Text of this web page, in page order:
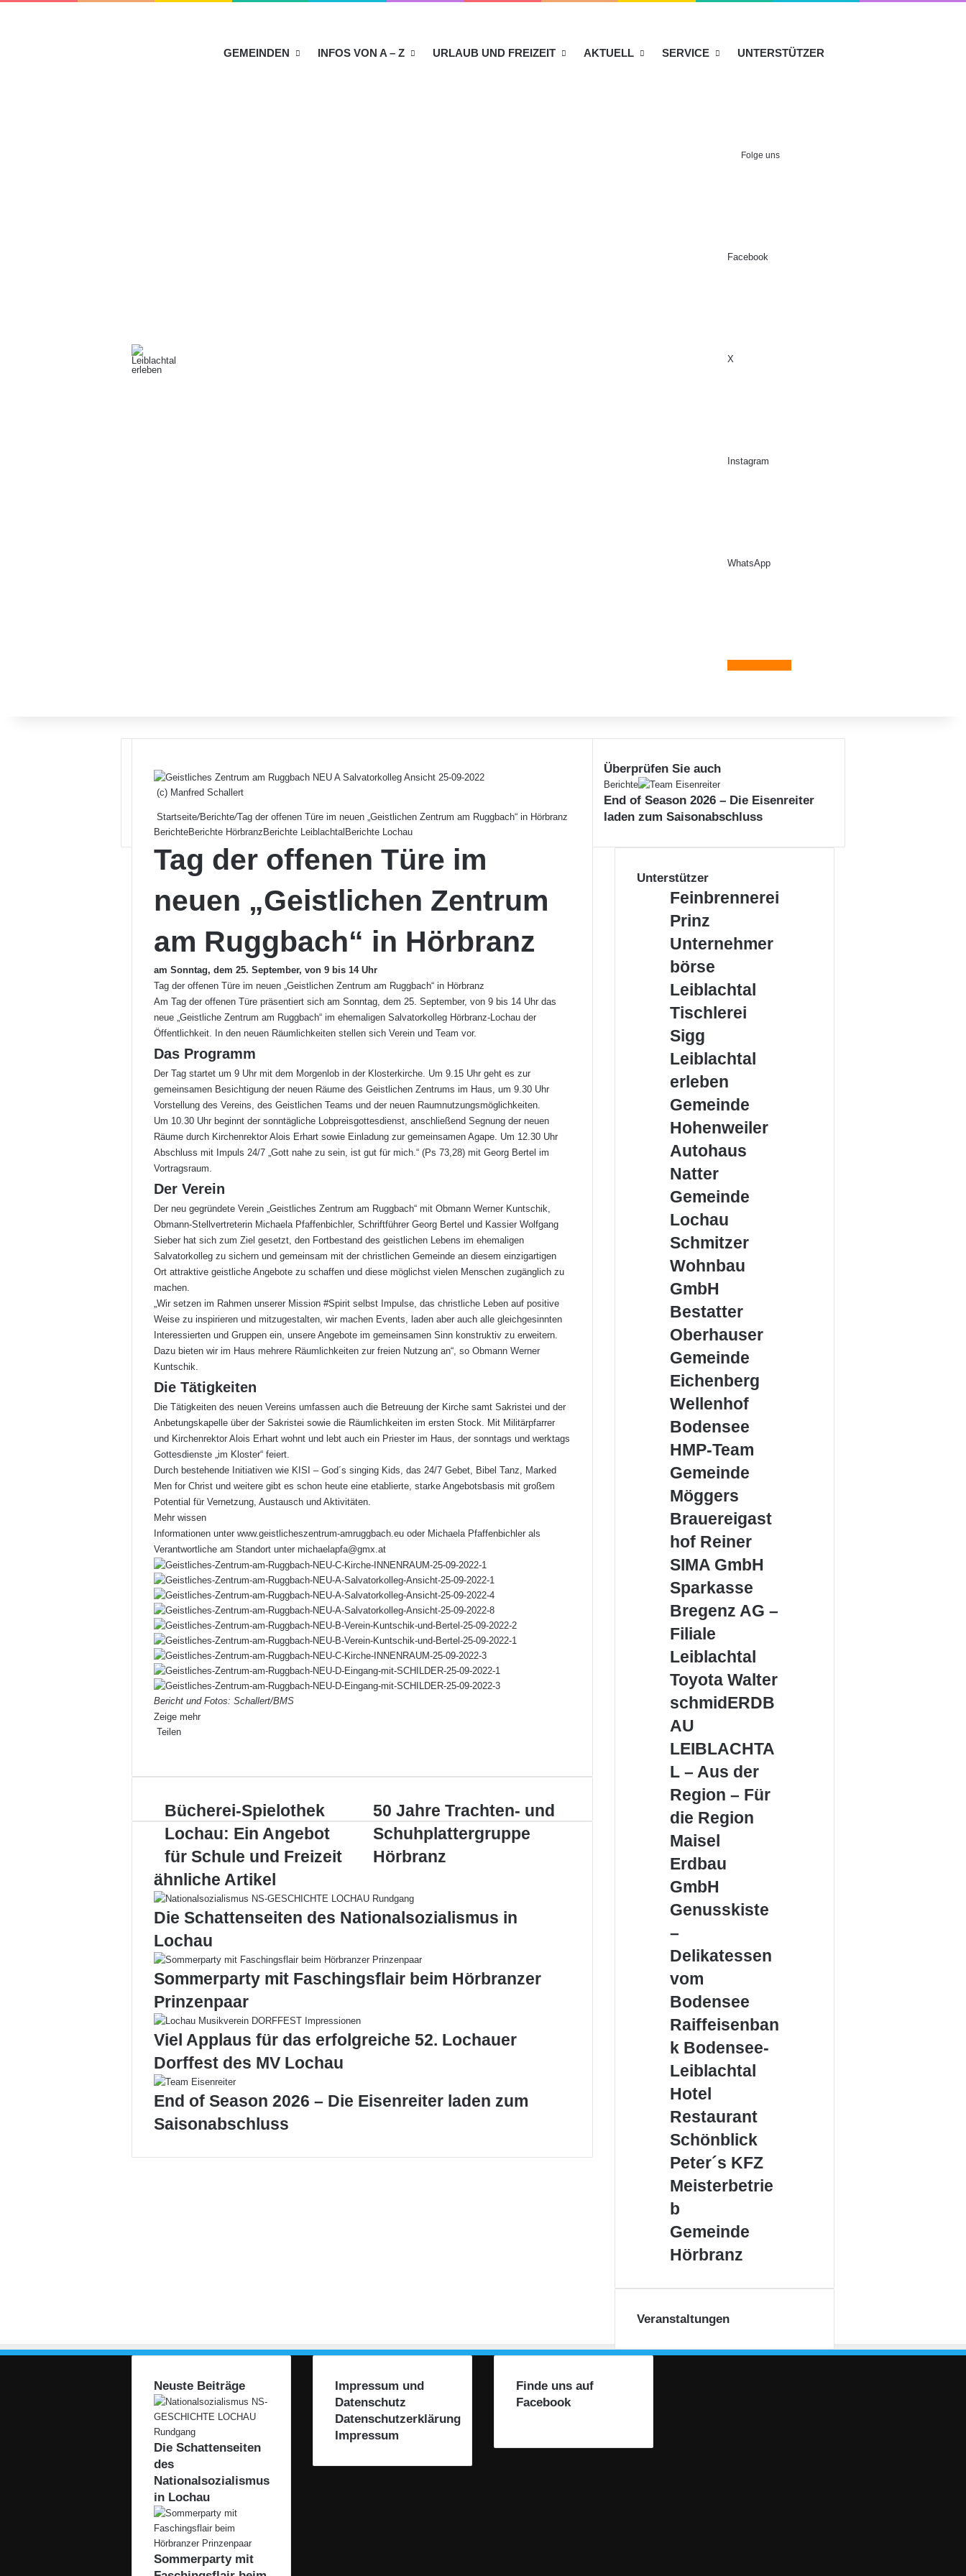
HOMEGEMEINDEN INFOS VON A – Z URLAUB UND FREIZEIT AKTUELL SERVICE UNTERSTÜTZER
Folge uns
Facebook
X
Instagram
WhatsApp
(c) Manfred Schallert
Startseite/Berichte/Tag der offenen Türe im neuen „Geistlichen Zentrum am Ruggbach“ in Hörbranz
BerichteBerichte Hörbranz Berichte Leiblachtal Berichte Lochau
Tag der offenen Türe im
neuen „Geistlichen Zentrum
am Ruggbach“ in Hörbranz
am Sonntag, dem 25. September, von 9 bis 14 Uhr
Tag der offenen Türe im neuen „Geistlichen Zentrum am Ruggbach“ in Hörbranz
Am Tag der offenen Türe präsentiert sich am Sonntag, dem 25. September, von 9 bis 14 Uhr das
neue „Geistliche Zentrum am Ruggbach“ im ehemaligen Salvatorkolleg Hörbranz-Lochau der
Öffentlichkeit. In den neuen Räumlichkeiten stellen sich Verein und Team vor.
Das Programm
Der Tag startet um 9 Uhr mit dem Morgenlob in der Klosterkirche. Um 9.15 Uhr geht es zur
gemeinsamen Besichtigung der neuen Räume des Geistlichen Zentrums im Haus, um 9.30 Uhr
Vorstellung des Vereins, des Geistlichen Teams und der neuen Raumnutzungsmöglichkeiten.
Um 10.30 Uhr beginnt der sonntägliche Lobpreisgottesdienst, anschließend Segnung der neuen
Räume durch Kirchenrektor Alois Erhart sowie Einladung zur gemeinsamen Agape. Um 12.30 Uhr
Abschluss mit Impuls 24/7 „Gott nahe zu sein, ist gut für mich.“ (Ps 73,28) mit Georg Bertel im
Vortragsraum.
Der Verein
Der neu gegründete Verein „Geistliches Zentrum am Ruggbach“ mit Obmann Werner Kuntschik,
Obmann-Stellvertreterin Michaela Pfaffenbichler, Schriftführer Georg Bertel und Kassier Wolfgang
Sieber hat sich zum Ziel gesetzt, den Fortbestand des geistlichen Lebens im ehemaligen
Salvatorkolleg zu sichern und gemeinsam mit der christlichen Gemeinde an diesem einzigartigen
Ort attraktive geistliche Angebote zu schaffen und diese möglichst vielen Menschen zugänglich zu
machen.
„Wir setzen im Rahmen unserer Mission #Spirit selbst Impulse, das christliche Leben auf positive
Weise zu inspirieren und mitzugestalten, wir machen Events, laden aber auch alle gleichgesinnten
Interessierten und Gruppen ein, unsere Angebote im gemeinsamen Sinn konstruktiv zu erweitern.
Dazu bieten wir im Haus mehrere Räumlichkeiten zur freien Nutzung an“, so Obmann Werner
Kuntschik.
Die Tätigkeiten
Die Tätigkeiten des neuen Vereins umfassen auch die Betreuung der Kirche samt Sakristei und der
Anbetungskapelle über der Sakristei sowie die Räumlichkeiten im ersten Stock. Mit Militärpfarrer
und Kirchenrektor Alois Erhart wohnt und lebt auch ein Priester im Haus, der sonntags und werktags
Gottesdienste „im Kloster“ feiert.
Durch bestehende Initiativen wie KISI – God´s singing Kids, das 24/7 Gebet, Bibel Tanz, Marked
Men for Christ und weitere gibt es schon heute eine etablierte, starke Angebotsbasis mit großem
Potential für Vernetzung, Austausch und Aktivitäten.
Mehr wissen
Informationen unter www.geistlicheszentrum-amruggbach.eu oder Michaela Pfaffenbichler als
Verantwortliche am Standort unter michaelapfa@gmx.at
Bericht und Fotos: Schallert/BMS
Zeige mehr
Teilen
E-
Bücherei-
Spielothek
Lochau:
Ein
für
Schule
und
Freizeit
Bücherei-Spielothek
Lochau: Ein Angebot
für Schule und Freizeit
50
Jahre
Trachten-
und
50 Jahre Trachten- und
Schuhplattergruppe
Hörbranz
ähnliche Artikel
Die Schattenseiten des Nationalsozialismus in
Lochau
Sommerparty mit Faschingsflair beim Hörbranzer
Prinzenpaar
Viel Applaus für das erfolgreiche 52. Lochauer
Dorffest des MV Lochau
End of Season 2026 – Die Eisenreiter laden zum
Saisonabschluss
Überprüfen Sie auch
Schließen
Berichte
End of Season 2026 – Die Eisenreiter
laden zum Saisonabschluss
Unterstützer
Feinbrennerei
Feinbrennerei
Prinz
Unternehmerbörse
Unternehmer
börse
Leiblachtal
Tischlerei
Tischlerei
Sigg
Leiblachtal
Leiblachtal
erleben
Gemeinde
Gemeinde
Hohenweiler
Autohaus
Autohaus
Natter
Gemeinde
Gemeinde
Lochau
Schmitzer
GmbH
Schmitzer
Wohnbau
GmbH
Bestatter
Bestatter
Oberhauser
Gemeinde
Gemeinde
Eichenberg
Wellenhof
Wellenhof
Bodensee
HMP-
HMP-Team
Gemeinde
Gemeinde
Möggers
Brauereigasthof
Brauereigast
hof Reiner
SIMA
SIMA GmbH
Sparkasse
Bregenz
AG
–
Leiblachtal
Sparkasse
Bregenz AG –
Filiale
Leiblachtal
Toyota
Walter
Toyota Walter
schmidERDBAU
–
Aus
Region
–
Für
die
Region
schmidERDB
AU
LEIBLACHTA
L – Aus der
Region – Für
die Region
Maisel
GmbH
Maisel
Erdbau
GmbH
Genusskiste
Delikatessen
vom
Genusskiste
–
Delikatessen
vom
Bodensee
Raiffeisenbank
Leiblachtal
Raiffeisenban
k Bodensee-
Leiblachtal
Hotel
Schönblick
Hotel
Restaurant
Schönblick
Peter
KFZ
Meisterbetrieb
Peter´s KFZ
Meisterbetrie
b
Gemeinde
Gemeinde
Hörbranz
Veranstaltungen
Neuste Beiträge
Die Schattenseiten
des
Nationalsozialismus
in Lochau
Sommerparty mit
Impressum und
Datenschutz
Datenschutzerklärung
Impressum
Finde uns auf
Facebook